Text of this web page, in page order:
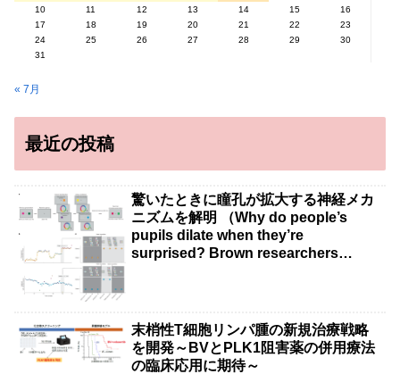
10
11 12 13 14 15
16
17
18 19 20 21 22
23
24
25 26 27 28 29
30
31
« 7月
最近の投稿
驚いたときに瞳孔が拡大する神経メカ
ニズムを解明 （Why do people’s
pupils dilate when they’re
surprised? Brown researchers
末梢性T細胞リンパ腫の新規治療戦略
を開発～BVとPLK1阻害薬の併用療法
の臨床応用に期待～